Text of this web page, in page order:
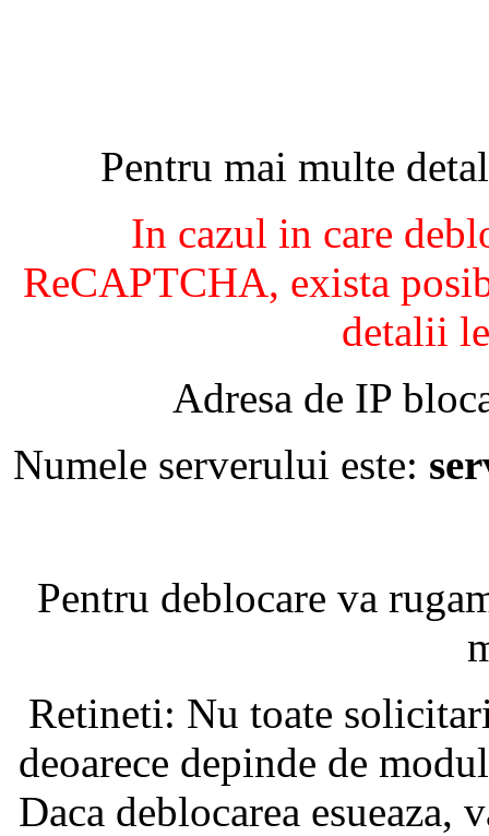
Pentru mai multe
In cazul in care
ReCAPTCHA, exista
detalii
Adresa de IP
Numele serverului este:
Pentru deblocare va
Retineti: Nu toate
deoarece depinde de
Daca deblocarea